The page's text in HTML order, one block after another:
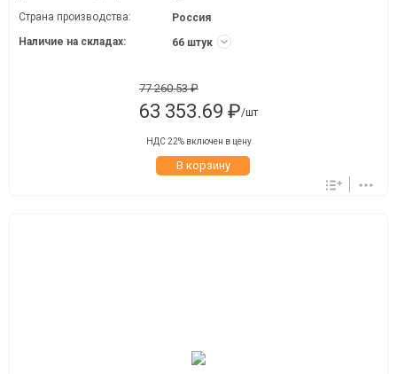
Страна производства:
Россия
Наличие на складах:
66 штук
77 260.53 ₽
63 353.69 ₽/шт
НДС 22% включен в цену
В корзину